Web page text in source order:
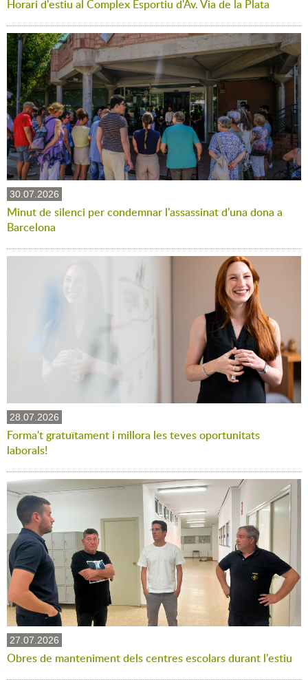
Horari d'estiu al Complex Esportiu d'Av. Via de la Plata
30.07.2026
Minut de silenci per condemnar l'assassinat d'una dona a
Barcelona
28.07.2026
Forma't gratuïtament i millora les teves oportunitats
laborals!
27.07.2026
Obres de manteniment dels centres escolars durant l'estiu